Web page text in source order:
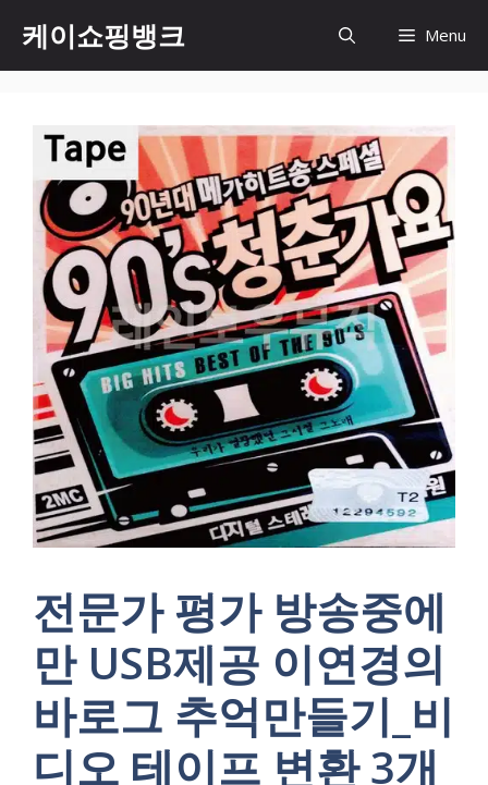
content
케이쇼핑뱅크 Menu
전문가 평가 방송중에
만 USB제공 이연경의
바로그 추억만들기_비
디오 테이프 변환 3개